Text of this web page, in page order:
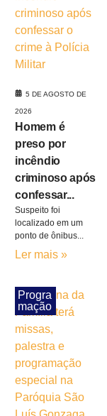
5 DE AGOSTO DE
2026
Homem é
preso por
incêndio
criminoso após
confessar...
Suspeito foi
localizado em um
ponto de ônibus...
Ler mais »
Progra
mação